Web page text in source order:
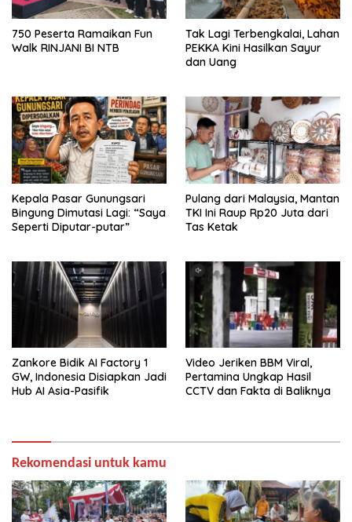
750 Peserta Ramaikan Fun
Walk RINJANI BI NTB
Tak Lagi Terbengkalai, Lahan
PEKKA Kini Hasilkan Sayur
dan Uang
Kepala Pasar Gunungsari
Bingung Dimutasi Lagi: “Saya
Seperti Diputar-putar”
Pulang dari Malaysia, Mantan
TKI Ini Raup Rp20 Juta dari
Tas Ketak
Zankore Bidik AI Factory 1
GW, Indonesia Disiapkan Jadi
Hub AI Asia-Pasifik
Video Jeriken BBM Viral,
Pertamina Ungkap Hasil
CCTV dan Fakta di Baliknya
Rekomendasi untuk kamu